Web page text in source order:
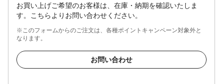
お買い上げご希望のお客様は、在庫・納期を確認いたしま
す。こちらよりお問い合わせください。
※このフォームからのご注文は、各種ポイントキャンペーン対象外と
なります。
お問い合わせ